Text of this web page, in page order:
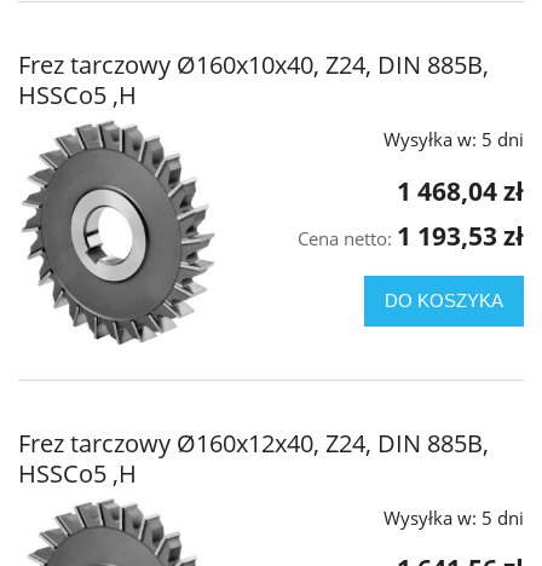
Frez tarczowy Ø160x10x40, Z24, DIN 885B,
HSSCo5 ,H
Wysyłka w: 5 dni
1 468,04 zł
Cena netto: 1 193,53 zł
DO KOSZYKA
Frez tarczowy Ø160x12x40, Z24, DIN 885B,
HSSCo5 ,H
Wysyłka w: 5 dni